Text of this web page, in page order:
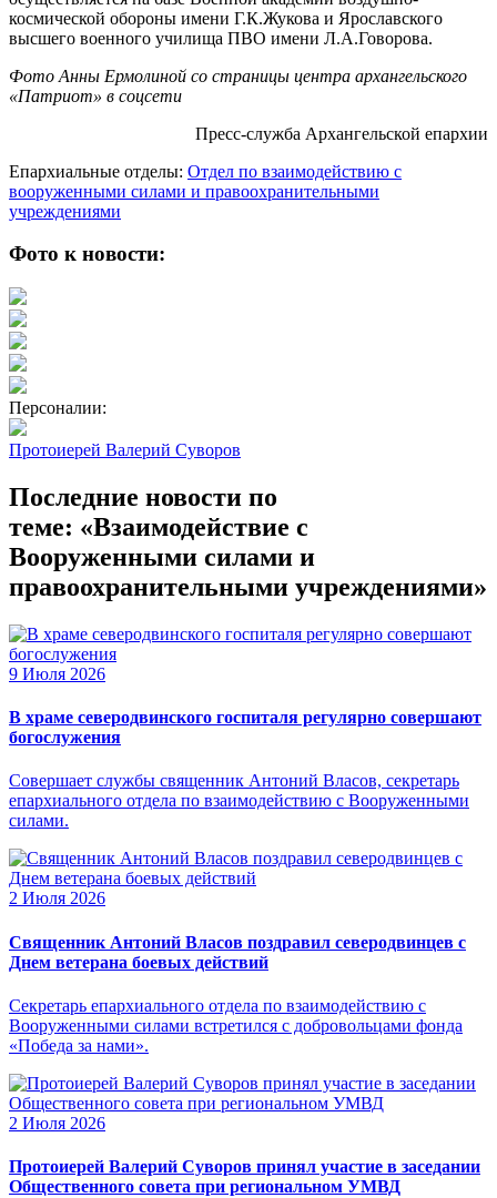
космической обороны имени Г.К.Жукова и Ярославского
высшего военного училища ПВО имени Л.А.Говорова.
Фото Анны Ермолиной со страницы центра архангельского
«Патриот» в соцсети
Пресс-служба Архангельской епархии
Епархиальные отделы: Отдел по взаимодействию с
вооруженными силами и правоохранительными
учреждениями
Фото к новости:
Персоналии:
Протоиерей Валерий Суворов
Последние новости по
теме: «Взаимодействие с
Вооруженными силами и
правоохранительными учреждениями»
9 Июля 2026
В храме северодвинского госпиталя регулярно совершают
богослужения
Совершает службы священник Антоний Власов, секретарь
епархиального отдела по взаимодействию с Вооруженными
силами.
2 Июля 2026
Священник Антоний Власов поздравил северодвинцев с
Днем ветерана боевых действий
Секретарь епархиального отдела по взаимодействию с
Вооруженными силами встретился с добровольцами фонда
«Победа за нами».
2 Июля 2026
Протоиерей Валерий Суворов принял участие в заседании
Общественного совета при региональном УМВД